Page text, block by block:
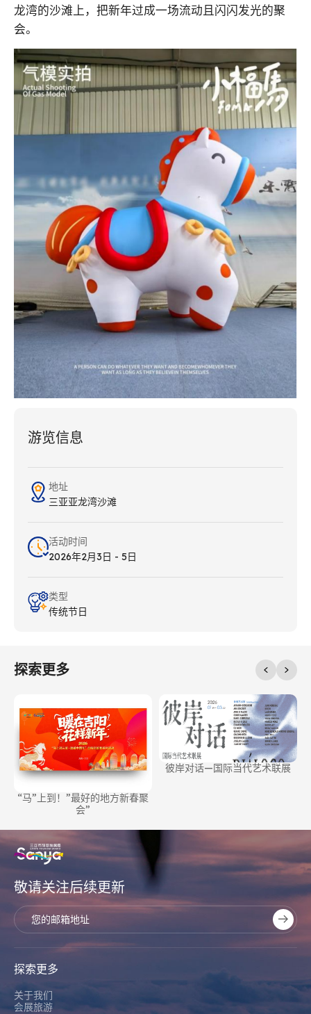
龙湾的沙滩上，把新年过成一场流动且闪闪发光的聚
会。
游览信息
地址
三亚亚龙湾沙滩
活动时间
2026年2月3日 - 5日
类型
传统节日
探索更多
“马”上到！”最好的地方新春聚
会”
彼岸对话—国际当代艺术联展
敬请关注后续更新
探索更多
关于我们
会展旅游